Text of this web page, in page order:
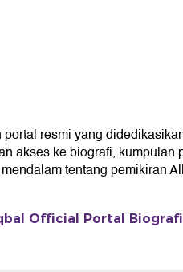
resmi yang
akses ke biografi,
tentang pemikiran
Official Portal